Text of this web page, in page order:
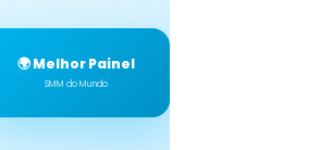
🌍 Melhor Painel
SMM do Mundo